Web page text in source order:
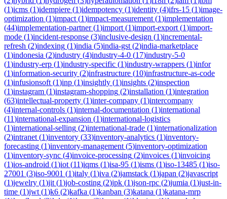
(1)icms (1)idempiere (1)idempotency (1)identity (4)ifrs-15 (1)image-
optimization (1)impact (1)impact-measurement (1)implementation
(44)implementation-partner(1)import (1)import-export (1)import-
mode (1)incident-response (3)inclusive-design (1)incremental-
refresh (2)indexing (1)india (5)india-gst (2)india-marketplace
(1)indonesia (2)industry (4)industry-4-0 (17)industry-5-0
(1)industry-erp (1)industry-specific (1)industry-wrappers (1)infor
(1)information-security (2)infrastructure (10)infrastructure-as-code
(1)infusionsoft (1)inp (1)insightly (1)insights (2)inspection
(1)instagram (1)instagram-shopping (2)installation (1)integration
(63)intellectual-property (1)inter-company (1)intercompany
(4)internal-controls (1)internal-documentation (1)international
(11)international-expansion (1)international-logistics
(1)international-selling (2)international-trade (1)internationalization
(2)intranet (1)inventory (33)inventory-analytics (1)inventory-
forecasting (1)inventory-management (5)inventory-optimization
(1)inventory-sync (4)invoice-processing (2)invoices (1)invoicing
(1)ios-android (1)iot (11)iqms (1)isa-95 (1)isms (1)iso-13485 (1)iso-
27001 (3)iso-9001 (1)italy (1)iva (2)jamstack (1)japan (2)javascript
(1)jewelry (1)jit (1)job-costing (2)jpk (1)json-rpc (2)jumia (1)just-in-
time (1)jwt (1)k6 (2)kafka (1)kanban (3)katana (1)katana-mrp